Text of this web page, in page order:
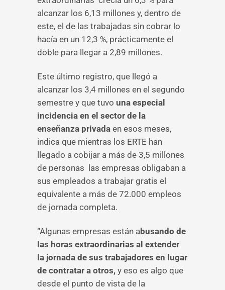
alcanzar los 6,13 millones y, dentro de
este, el de las trabajadas sin cobrar lo
hacía en un 12,3 %, prácticamente el
doble para llegar a 2,89 millones.
Este último registro, que llegó a
alcanzar los 3,4 millones en el segundo
semestre y que tuvo una especial
incidencia en el sector de la
enseñanza privada en esos meses,
indica que mientras los ERTE han
llegado a cobijar a más de 3,5 millones
de personas las empresas obligaban a
sus empleados a trabajar gratis el
equivalente a más de 72.000 empleos
de jornada completa.
“Algunas empresas están abusando de
las horas extraordinarias al extender
la jornada de sus trabajadores en lugar
de contratar a otros, y eso es algo que
desde el punto de vista de la